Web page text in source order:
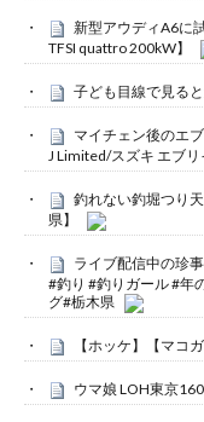
新型アウディA6に
TFSI quattro 200kW】
子ども目線で見る
マイチェン後のエ
J Limited/スズキ エブリ
釣れない釣堀つり
県】
ライブ配信中の珍
#釣り #釣りガール #年
グ#栃木県
【ホッケ】【マコ
ウマ娘 LOH東京